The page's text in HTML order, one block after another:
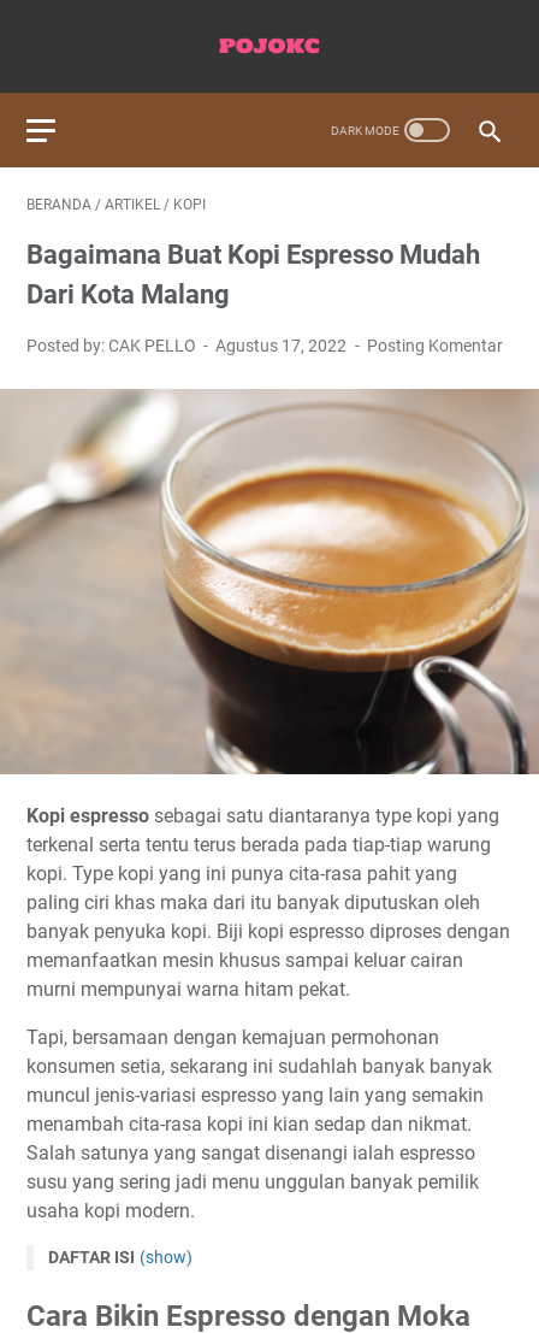
BERANDA / ARTIKEL / KOPI
Bagaimana Buat Kopi Espresso Mudah
Dari Kota Malang
Posted by: CAK PELLO Agustus 17, 2022 Posting Komentar
Kopi espresso sebagai satu diantaranya type kopi yang
terkenal serta tentu terus berada pada tiap-tiap warung
kopi. Type kopi yang ini punya cita-rasa pahit yang
paling ciri khas maka dari itu banyak diputuskan oleh
banyak penyuka kopi. Biji kopi espresso diproses dengan
memanfaatkan mesin khusus sampai keluar cairan
murni mempunyai warna hitam pekat.
Tapi, bersamaan dengan kemajuan permohonan
konsumen setia, sekarang ini sudahlah banyak banyak
muncul jenis-variasi espresso yang lain yang semakin
menambah cita-rasa kopi ini kian sedap dan nikmat.
Salah satunya yang sangat disenangi ialah espresso
susu yang sering jadi menu unggulan banyak pemilik
usaha kopi modern.
DAFTAR ISI (show)
Cara Bikin Espresso dengan Moka